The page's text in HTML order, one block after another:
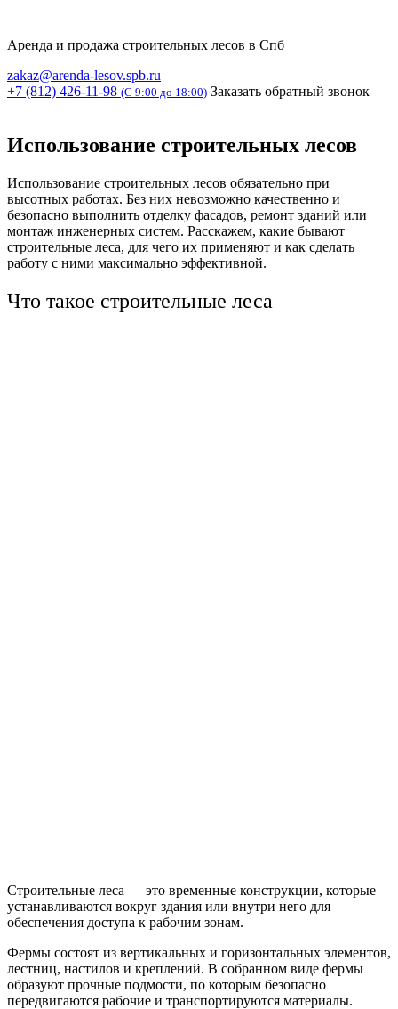
Аренда и продажа строительных лесов в Спб
zakaz@arenda-lesov.spb.ru
+7 (812) 426-11-98 (C 9:00 до 18:00) Заказать обратный звонок
Использование строительных лесов
Использование строительных лесов обязательно при
высотных работах. Без них невозможно качественно и
безопасно выполнить отделку фасадов, ремонт зданий или
монтаж инженерных систем. Расскажем, какие бывают
строительные леса, для чего их применяют и как сделать
работу с ними максимально эффективной.
Что такое строительные леса
Строительные леса — это временные конструкции, которые
устанавливаются вокруг здания или внутри него для
обеспечения доступа к рабочим зонам.
Фермы состоят из вертикальных и горизонтальных элементов,
лестниц, настилов и креплений. В собранном виде фермы
образуют прочные подмости, по которым безопасно
передвигаются рабочие и транспортируются материалы.